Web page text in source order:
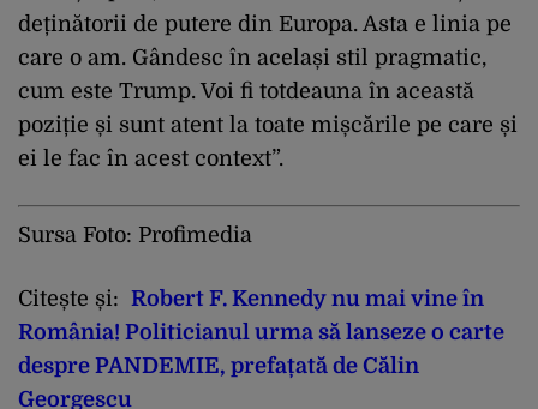
deținătorii de putere din Europa. Asta e linia pe
care o am. Gândesc în același stil pragmatic,
cum este Trump. Voi fi totdeauna în această
poziție și sunt atent la toate mișcările pe care și
ei le fac în acest context”.
Sursa Foto: Profimedia
Citește și: Robert F. Kennedy nu mai vine în
România! Politicianul urma să lanseze o carte
despre PANDEMIE, prefațată de Călin
Georgescu